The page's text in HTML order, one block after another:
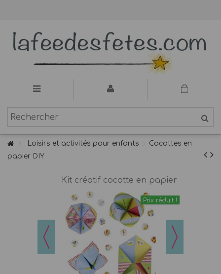
Loisirs et activités pour enfants
Cocottes en
papier DIY
Kit créatif cocotte en papier
Prix réduit !